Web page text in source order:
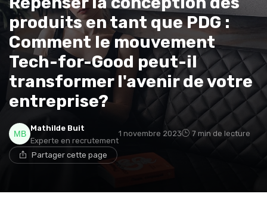
produits en tant que PDG :
Comment le mouvement
Tech-for-Good peut-il
transformer l'avenir de votre
entreprise?
Mathilde Buit
Experte en recrutement
1 novembre 2023 7 min de lecture
Partager cette page